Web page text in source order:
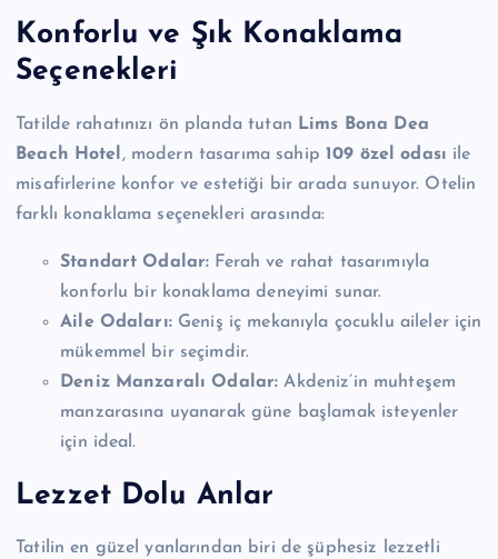
Konforlu ve Şık Konaklama
Seçenekleri
Tatilde rahatınızı ön planda tutan
Lims Bona Dea
Beach Hotel , modern tasarıma sahip109 özel odası ile
misafirlerine konfor ve estetiği bir arada sunuyor. Otelin
farklı konaklama seçenekleri arasında:
Standart Odalar: Ferah ve rahat tasarımıyla
konforlu bir konaklama deneyimi sunar.
Aile Odaları:Geniş iç mekanıyla çocuklu aileler için
mükemmel bir seçimdir.
Deniz Manzaralı Odalar: Akdeniz’in muhteşem
manzarasına uyanarak güne başlamak isteyenler
için ideal.
Lezzet Dolu Anlar
Tatilin en güzel yanlarından biri de şüphesiz lezzetli